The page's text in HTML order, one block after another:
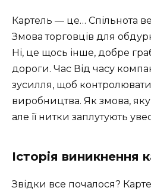
Картель — це… Спільнота
Змова торговців для
Ні, це щось інше, добре
дороги. Час Від часу
зусилля, щоб
виробництва. Як змова, яку
але її нитки заплутують
Історія виникнення
Звідки все почалося?